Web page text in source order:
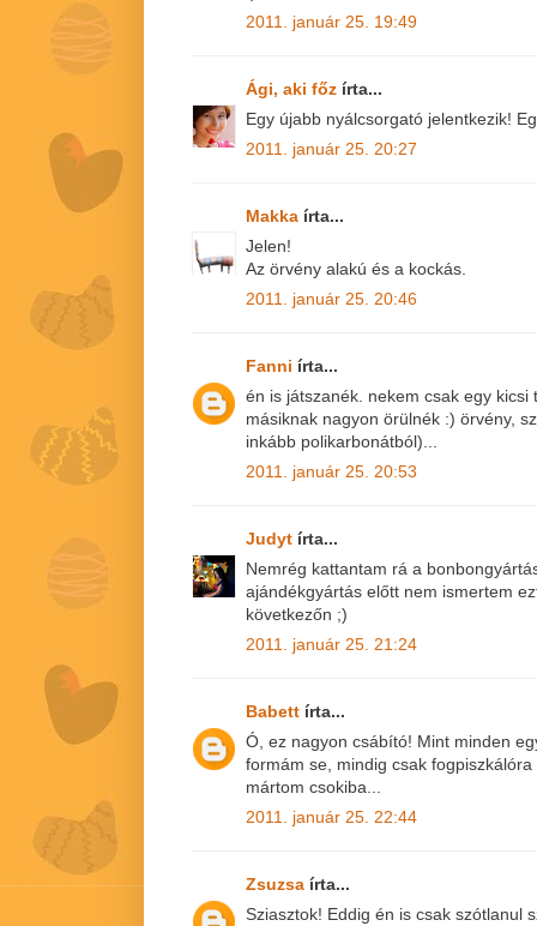
2011. január 25. 19:49
Ági, aki főz írta...
Egy újabb nyálcsorgató jelentkezik!
2011. január 25. 20:27
Makka írta...
Jelen!
Az örvény alakú és a kockás.
2011. január 25. 20:46
Fanni írta...
én is játszanék. nekem csak egy
másiknak nagyon örülnék :) örvény,
inkább polikarbonátból)...
2011. január 25. 20:53
Judyt írta...
Nemrég kattantam rá a
ajándékgyártás előtt nem ismertem
következőn ;)
2011. január 25. 21:24
Babett írta...
Ó, ez nagyon csábító! Mint minden
formám se, mindig csak
mártom csokiba...
2011. január 25. 22:44
Zsuzsa írta...
Sziasztok! Eddig én is csak szótlanul